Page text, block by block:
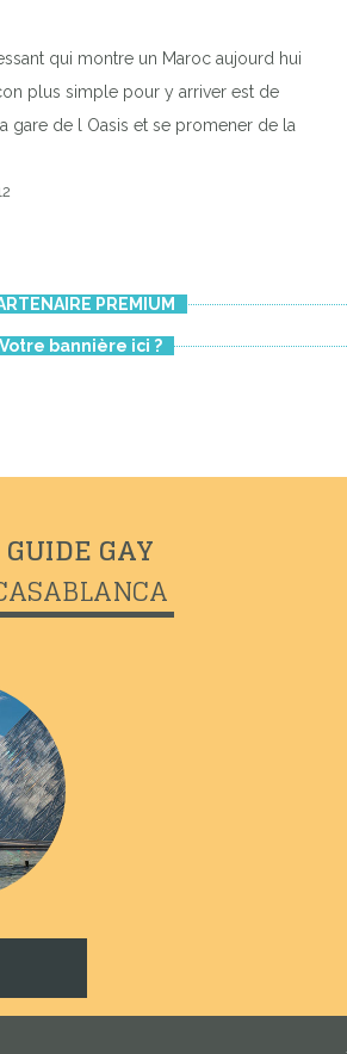
qui montre un Maroc aujourd hui
plus simple pour y arriver est de
gare de l Oasis et se promener de la
PREMIUM
Votre bannière ici ?
GUIDE GAY